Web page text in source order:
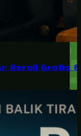
Reroll Gratis